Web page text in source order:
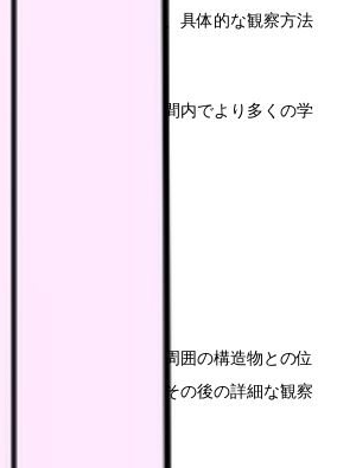
習機会とするために、具体的な観察方法
説します。
ことで、限られた時間内でより多くの学
体像を観察します。周囲の構造物との位
を理解することで、その後の詳細な観察